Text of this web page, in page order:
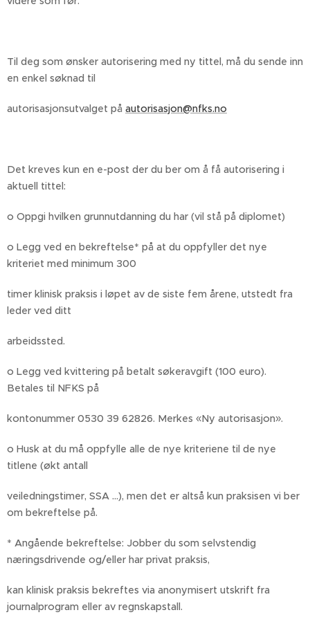
Til deg som ønsker autorisering med ny tittel, må du sende inn
en enkel søknad til
autorisasjonsutvalget på autorisasjon@nfks.no
Det kreves kun en e-post der du ber om å få autorisering i
aktuell tittel:
o Oppgi hvilken grunnutdanning du har (vil stå på diplomet)
o Legg ved en bekreftelse* på at du oppfyller det nye
kriteriet med minimum 300
timer klinisk praksis i løpet av de siste fem årene, utstedt fra
leder ved ditt
arbeidssted.
o Legg ved kvittering på betalt søkeravgift (100 euro).
Betales til NFKS på
kontonummer 0530 39 62826. Merkes «Ny autorisasjon».
o Husk at du må oppfylle alle de nye kriteriene til de nye
titlene (økt antall
veiledningstimer, SSA ...), men det er altså kun praksisen vi ber
om bekreftelse på.
* Angående bekreftelse: Jobber du som selvstendig
næringsdrivende og/eller har privat praksis,
kan klinisk praksis bekreftes via anonymisert utskrift fra
journalprogram eller av regnskapstall.